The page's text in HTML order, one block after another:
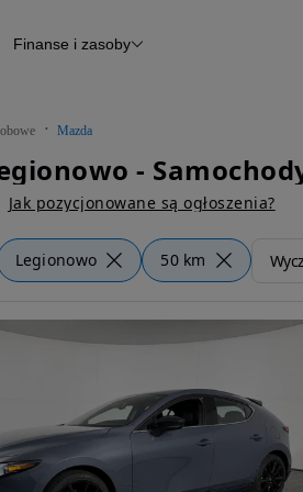
Raport z inspekcji
Otomoto News
Finanse i zasoby
Mazda
Jak pozycjonowane są ogłoszenia?
Legionowo 50 km